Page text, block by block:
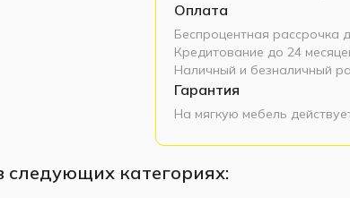
Оплата
Беспроцентная рассрочка
Кредитование до 24
Наличный и безналичный
Гарантия
На мягкую мебель
следующих категориях: